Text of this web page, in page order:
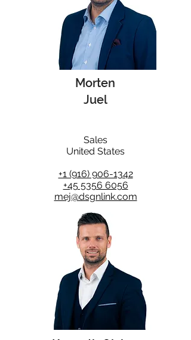
Morten
Juel
Sales
United States
+1 (916) 906-1342
+45 5356 6056
mej@dsgnlink.com